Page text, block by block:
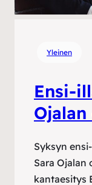
Yleinen
Ensi-
Syksyn
Sara Ojalan
kantaesitys